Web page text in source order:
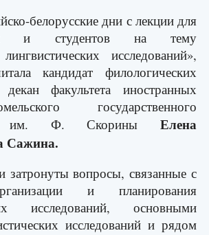
белорусские дни с лекции для
и студентов на тему
исследований»,
кандидат филологических
факультета иностранных
государственного
им. Ф. Скорины Елена
Сажина.
затронуты вопросы, связанные с
и планирования
исследований, основными
исследований и рядом